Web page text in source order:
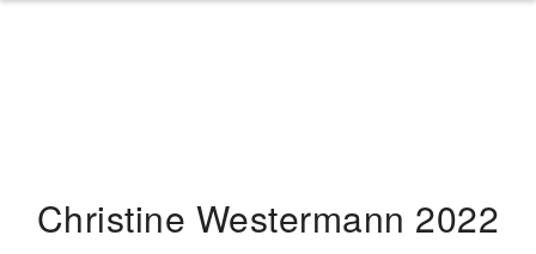
Christine Westermann 2022